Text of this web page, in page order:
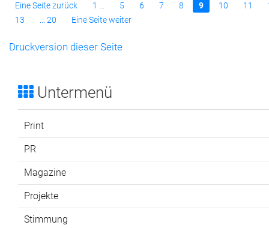
Eine Seite zurück 1 ... 5 6 7 8 9 10 11
13
... 20 Eine Seite weiter
Druckversion dieser Seite
Untermenü
Print
PR
Magazine
Projekte
Stimmung